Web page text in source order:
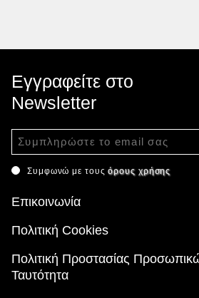
Εγγραφείτε στο
Newsletter
Συμφωνώ με τουςόρους χρήσης
Επικοινωνία
Πολιτική Cookies
Πολιτική Προστασίας
Ταυτότητα